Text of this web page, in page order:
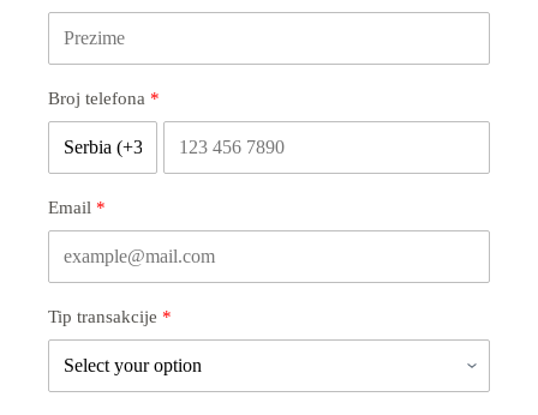
Broj telefona
Email
Tip transakcije